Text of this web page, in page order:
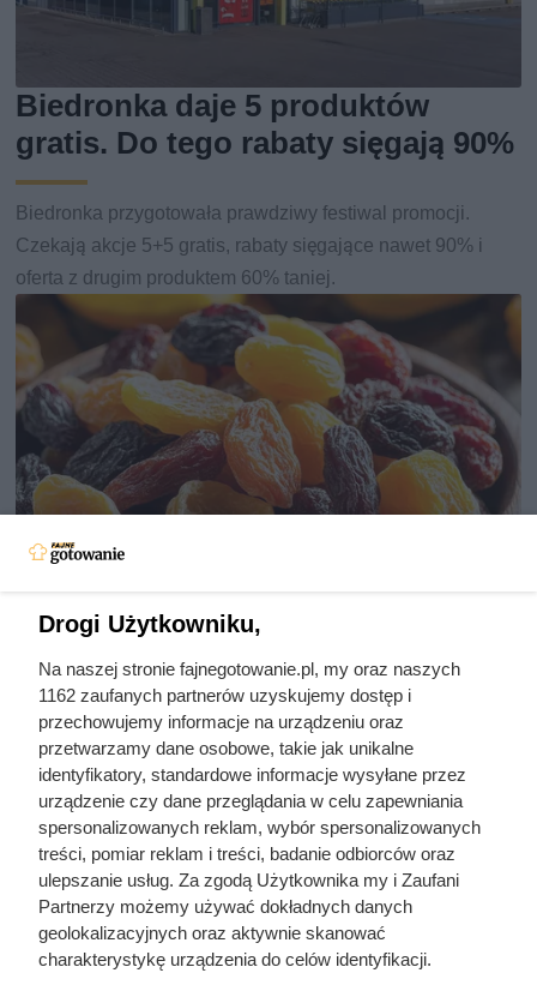
Biedronka daje 5 produktów
gratis. Do tego rabaty sięgają 90%
Biedronka przygotowała prawdziwy festiwal promocji.
Czekają akcje 5+5 gratis, rabaty sięgające nawet 90% i
oferta z drugim produktem 60% taniej.
Zjadła 5 suszonych śliwek na
czczo. Zobacz, co zawarty w nich
sorbitol zrobił z jej jelitami
Małe owoce o wielkiej mocy: błonnik, potas, żelazo i
antyoksydanty wspierają trawienie, serce i odporność. Jedz
regularnie.
Drogi Użytkowniku,
Na naszej stronie fajnegotowanie.pl, my oraz naszych
1162 zaufanych partnerów uzyskujemy dostęp i
przechowujemy informacje na urządzeniu oraz
przetwarzamy dane osobowe, takie jak unikalne
identyfikatory, standardowe informacje wysyłane przez
urządzenie czy dane przeglądania w celu zapewniania
spersonalizowanych reklam, wybór spersonalizowanych
treści, pomiar reklam i treści, badanie odbiorców oraz
ulepszanie usług. Za zgodą Użytkownika my i Zaufani
Partnerzy możemy używać dokładnych danych
geolokalizacyjnych oraz aktywnie skanować
charakterystykę urządzenia do celów identyfikacji.